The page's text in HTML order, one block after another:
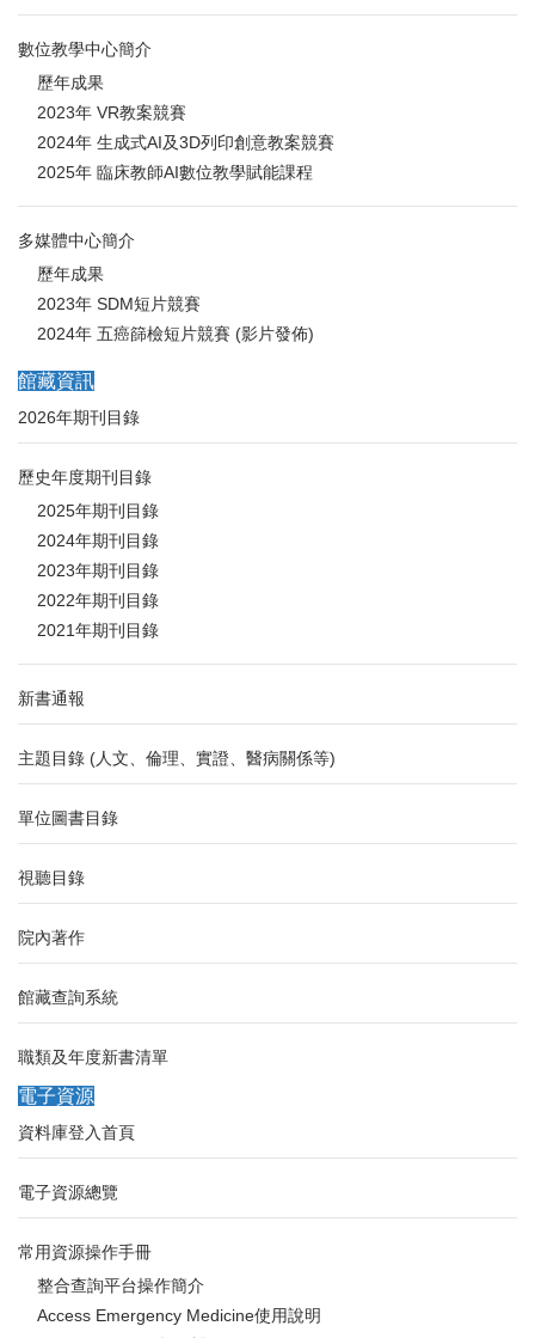
數位教學中心簡介
歷年成果
2023年 VR教案競賽
2024年 生成式AI及3D列印創意教案競賽
2025年 臨床教師AI數位教學賦能課程
多媒體中心簡介
歷年成果
2023年 SDM短片競賽
2024年 五癌篩檢短片競賽 (影片發佈)
館藏資訊
2026年期刊目錄
歷史年度期刊目錄
2025年期刊目錄
2024年期刊目錄
2023年期刊目錄
2022年期刊目錄
2021年期刊目錄
新書通報
主題目錄 (人文、倫理、實證、醫病關係等)
單位圖書目錄
視聽目錄
院內著作
館藏查詢系統
職類及年度新書清單
電子資源
資料庫登入首頁
電子資源總覽
常用資源操作手冊
整合查詢平台操作簡介
Access Emergency Medicine使用說明